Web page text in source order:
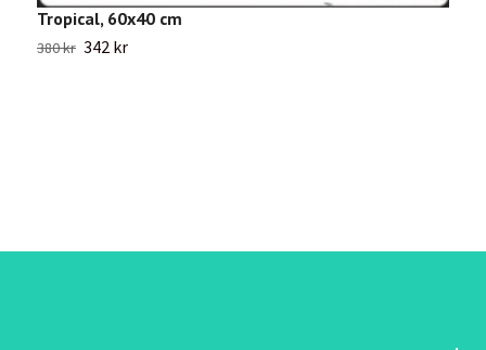
Tropical, 60x40 cm
380 kr 342 kr